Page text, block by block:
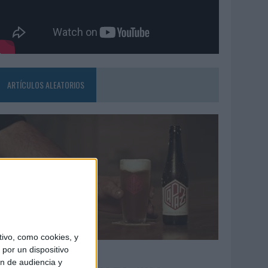
como cookies, y
un dispositivo
de audiencia y
ARTÍCULOS ALEATORIOS
08/2026